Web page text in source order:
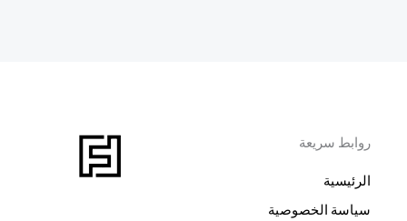
روابط سريعة
الرئيسية
سياسة الخصوصية